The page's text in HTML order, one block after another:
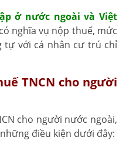
ở nước ngoài và Việt
có nghĩa vụ nộp thuế, mức
tự với cá nhân cư trú chỉ
TNCN cho người
cho người nước ngoài,
điều kiện dưới đây: